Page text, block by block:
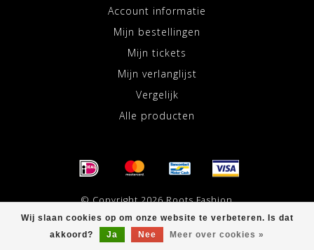
Wij slaan cookies op om onze website te verbeteren. Is dat
akkoord?
Ja Nee Meer over cookies »
Account informatie
Mijn bestellingen
Mijn tickets
Mijn verlanglijst
Vergelijk
Alle producten
© Copyright 2026 Roots Fashion